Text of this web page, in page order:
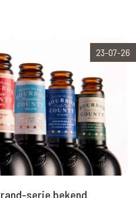
23-07-26
serie bekend